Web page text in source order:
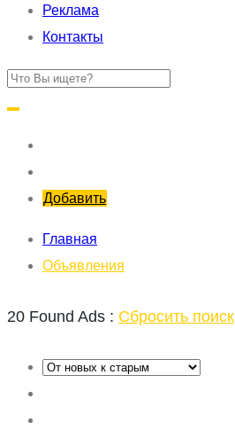
Реклама
Контакты
Добавить
Главная
Объявления
20 Found Ads : Сбросить поиск